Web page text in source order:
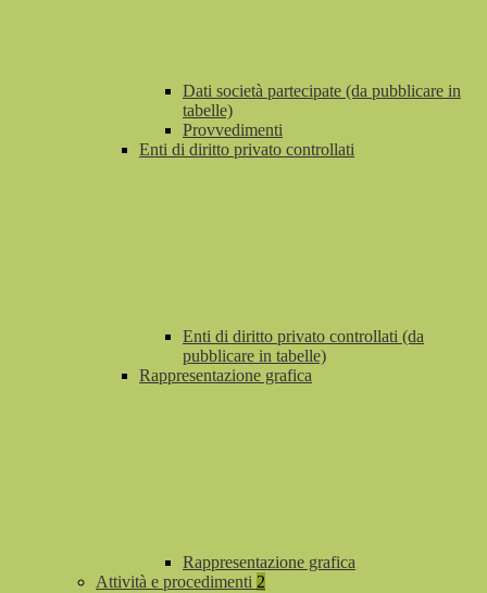
Dati società partecipate (da pubblicare in
tabelle)
Provvedimenti
Enti di diritto privato controllati
Enti di diritto privato controllati (da
pubblicare in tabelle)
Rappresentazione grafica
Rappresentazione grafica
Attività e procedimenti 2